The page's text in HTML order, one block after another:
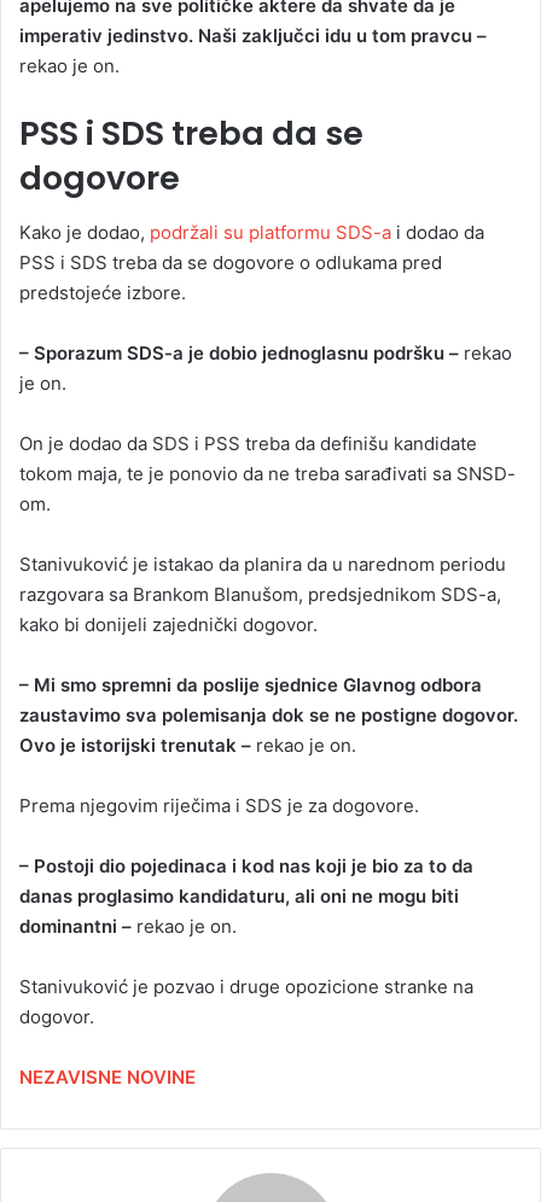
apelujemo na sve političke aktere da shvate da je
imperativ jedinstvo. Naši zaključci idu u tom pravcu –
rekao je on.
PSS i SDS treba da se
dogovore
Kako je dodao, podržali su platformu SDS-a i dodao da
PSS i SDS treba da se dogovore o odlukama pred
predstojeće izbore.
– Sporazum SDS-a je dobio jednoglasnu podršku – rekao
je on.
On je dodao da SDS i PSS treba da definišu kandidate
tokom maja, te je ponovio da ne treba sarađivati sa SNSD-
om.
Stanivuković je istakao da planira da u narednom periodu
razgovara sa Brankom Blanušom, predsjednikom SDS-a,
kako bi donijeli zajednički dogovor.
– Mi smo spremni da poslije sjednice Glavnog odbora
zaustavimo sva polemisanja dok se ne postigne dogovor.
Ovo je istorijski trenutak – rekao je on.
Prema njegovim riječima i SDS je za dogovore.
– Postoji dio pojedinaca i kod nas koji je bio za to da
danas proglasimo kandidaturu, ali oni ne mogu biti
dominantni – rekao je on.
Stanivuković je pozvao i druge opozicione stranke na
dogovor.
NEZAVISNE NOVINE